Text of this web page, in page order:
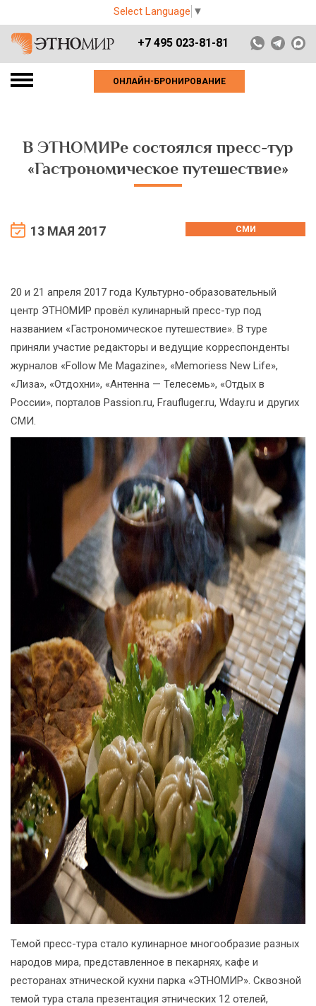
Select Language ▼
+7 495 023-81-81
ОНЛАЙН-БРОНИРОВАНИЕ
В ЭТНОМИРе состоялся пресс-тур
«Гастрономическое путешествие»
13 МАЯ 2017 СМИ
20 и 21 апреля 2017 года Культурно-образовательный
центр ЭТНОМИР провёл кулинарный пресс-тур под
названием «Гастрономическое путешествие». В туре
приняли участие редакторы и ведущие корреспонденты
журналов «Follow Me Magazine», «Memoriess New Life»,
«Лиза», «Отдохни», «Антенна — Телесемь», «Отдых в
России», порталов Passion.ru, Fraufluger.ru, Wday.ru и других
СМИ.
Темой пресс-тура стало кулинарное многообразие разных
народов мира, представленное в пекарнях, кафе и
ресторанах этнической кухни парка «ЭТНОМИР». Сквозной
темой тура стала презентация этнических 12 отелей,